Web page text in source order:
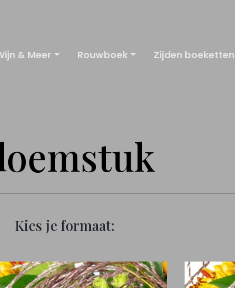
& Meer Rouwboek Zijden boeketten
Kies je formaat: